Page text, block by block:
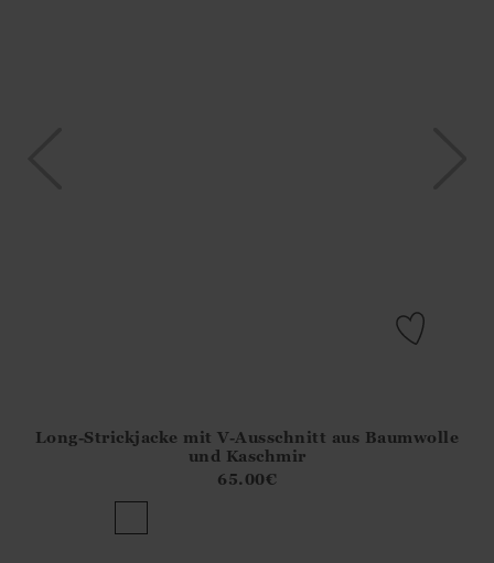
?? ""
Long-Strickjacke mit V-Ausschnitt aus Baumwolle
und Kaschmir
65.00€